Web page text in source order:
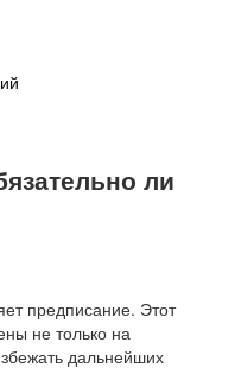
ли
предписание. Этот
не только на
дальнейших